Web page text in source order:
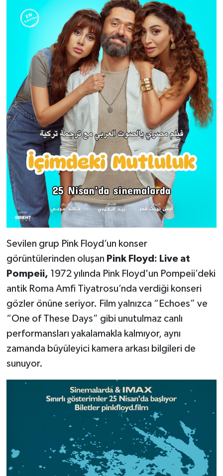
Sevilen grup Pink Floyd’un konser
görüntülerinden oluşan Pink Floyd: Live at
Pompeii, 1972 yılında Pink Floyd'un Pompeii’deki
antik Roma Amfi Tiyatrosu’nda verdiği konseri
gözler önüne seriyor. Film yalnızca “Echoes” ve
“One of These Days” gibi unutulmaz canlı
performansları yakalamakla kalmıyor, aynı
zamanda büyüleyici kamera arkası bilgileri de
sunuyor.